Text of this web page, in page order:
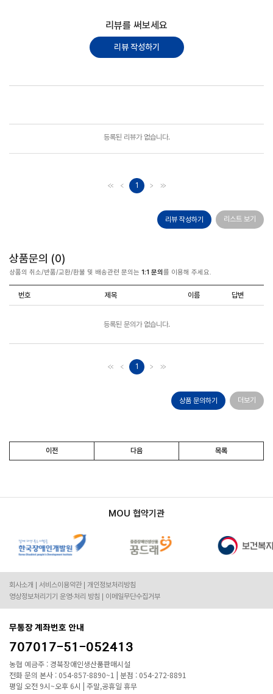
리뷰를 써보세요
리뷰 작성하기
등록된 리뷰가 없습니다.
1
리뷰 작성하기 리스트 보기
상품문의 (0)
상품의 취소/반품/교환/환불 및 배송관련 문의는 1:1 문의를 이용해 주세요.
번호 제목 이름 답변
등록된 문의가 없습니다.
1
상품 문의하기 더보기
이전 다음 목록
MOU 협약기관
회사소개 서비스이용약관
개인정보처리방침
영상정보처리기기 운영·처리 방침
이메일무단수집거부
무통장 계좌번호 안내
707017-51-052413
농협 예금주 : 경북장애인생산품판매시설
전화 문의 본사 : 054-857-8890~1 | 분점 : 054-272-8891
평일 오전 9시~오후 6시 | 주말,공휴일 휴무